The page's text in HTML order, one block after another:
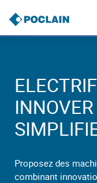
contenu
principal
Proposez des
combinant